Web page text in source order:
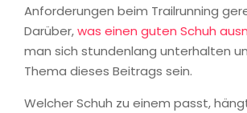
Anforderungen beim Trailrunning
Darüber,was einen guten Schuh
man sich stundenlang unterhalten
Thema dieses Beitrags sein.
Welcher Schuh zu einem passt,